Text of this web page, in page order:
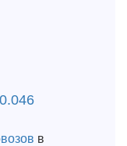
в